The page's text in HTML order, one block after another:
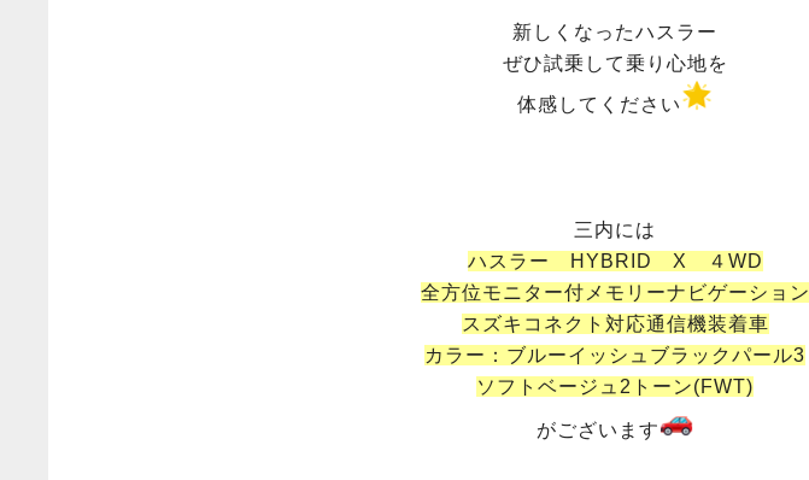
新しくなったハスラー
ぜひ試乗して乗り心地を
体感してください
三内には
ハスラー HYBRID X ４WD
全方位モニター付メモリーナビゲーション
スズキコネクト対応通信機装着車
カラー：ブルーイッシュブラックパール3
ソフトベージュ2トーン(FWT)
がございます